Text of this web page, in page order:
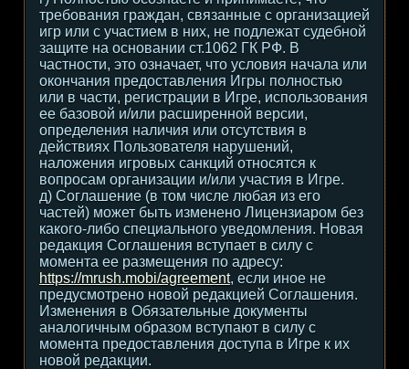
требования граждан, связанные с организацией
игр или с участием в них, не подлежат судебной
защите на основании ст.1062 ГК РФ. В
частности, это означает, что условия начала или
окончания предоставления Игры полностью
или в части, регистрации в Игре, использования
ее базовой и/или расширенной версии,
определения наличия или отсутствия в
действиях Пользователя нарушений,
наложения игровых санкций относятся к
вопросам организации и/или участия в Игре.
д) Соглашение (в том числе любая из его
частей) может быть изменено Лицензиаром без
какого-либо специального уведомления. Новая
редакция Соглашения вступает в силу с
момента ее размещения по адресу:
https://mrush.mobi/agreement, если иное не
предусмотрено новой редакцией Соглашения.
Изменения в Обязательные документы
аналогичным образом вступают в силу с
момента предоставления доступа в Игре к их
новой редакции.